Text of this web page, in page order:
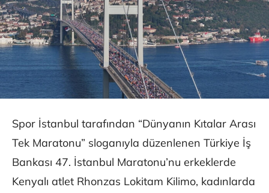
Spor İstanbul tarafından “Dünyanın Kıtalar Arası
Tek Maratonu” sloganıyla düzenlenen Türkiye İş
Bankası 47. İstanbul Maratonu’nu erkeklerde
Kenyalı atlet Rhonzas Lokitam Kilimo, kadınlarda